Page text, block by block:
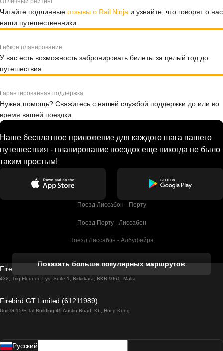
Отличный рейтинг
Читайте подлинные отзывы о Rail Ninja и узнайте, что говорят о нас
наши путешественники.
Гибкое планирование
У вас есть возможность забронировать билеты за целый год до
путешествия.
Гарантированная поддержка
Нужна помощь? Свяжитесь с нашей службой поддержки до или во
время вашей поездки.
Наше бесплатное приложение для каждого шага вашего
путешествия - планирование поездок еще никогда не было
таким простым!
Поезд Лиссабон - Порту
Поезд Порту - Лиссабон
Поезд Лиссабон - Албуфейра
Поезд Лиссабон - Лагос
Поезд Лиссабон - Мадрид
Показать больше популярных маршрутов
Firebird GT Limited (OC 1451)
432, Triq Fleur de Lys, Suite 1, Birkirkara, BKR 9061, Malta
Firebird GT Limited (61211989)
Unit G 15/F Tal Building 49 Austin Road, KL, Hong Kong
Pусский